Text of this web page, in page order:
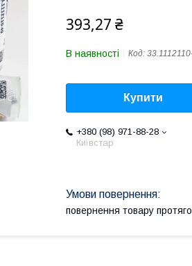
393,27 ₴
В наявності Код:
Купити
+380 (98) 971-88-28
Київстар
повернення товару